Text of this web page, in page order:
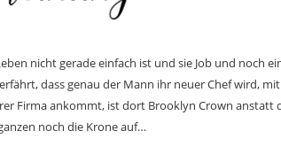
nicht gerade einfach ist und sie Job und noch
dass genau der Mann ihr neuer Chef wird,
Firma ankommt, ist dort Brooklyn Crown anstatt
noch die Krone auf…